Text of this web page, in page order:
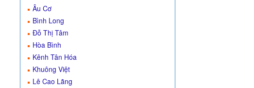
Âu Cơ
Bình Long
Đỗ Thị Tâm
Hòa Bình
Kênh Tân Hóa
Khuông Việt
Lê Cao Lãng